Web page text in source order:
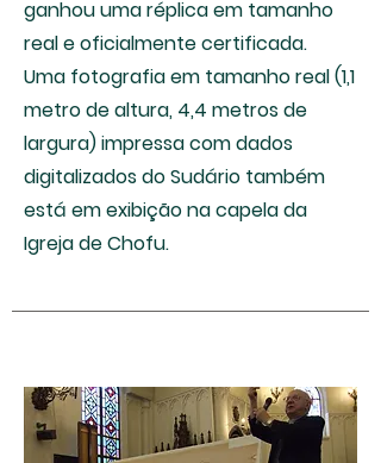
ganhou uma réplica em tamanho
real e oficialmente certificada.
Uma fotografia em tamanho real (1,1
metro de altura, 4,4 metros de
largura) impressa com dados
digitalizados do Sudário também
está em exibição na capela da
Igreja de Chofu.